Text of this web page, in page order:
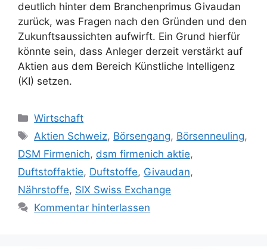
deutlich hinter dem Branchenprimus Givaudan
zurück, was Fragen nach den Gründen und den
Zukunftsaussichten aufwirft. Ein Grund hierfür
könnte sein, dass Anleger derzeit verstärkt auf
Aktien aus dem Bereich Künstliche Intelligenz
(KI) setzen.
Kategorien
Wirtschaft
Schlagwörter
Aktien Schweiz, Börsengang, Börsenneuling,
DSM Firmenich, dsm firmenich aktie,
Duftstoffaktie, Duftstoffe, Givaudan,
Nährstoffe, SIX Swiss Exchange
Kommentar hinterlassen